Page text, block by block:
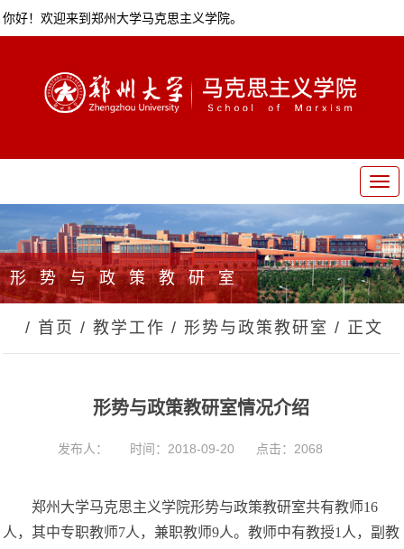
你好！欢迎来到郑州大学马克思主义学院。
T
o
g
l
e
n
v
i
形势与政策教研室
/ 首页 / 教学工作 / 形势与政策教研室 / 正文
形势与政策教研室情况介绍
发布人： 时间：2018-09-20 点击： 2068
郑州大学马克思主义学院形势与政策教研室共有教师16
人，其中专职教师7人，兼职教师9人。教师中有教授1人，副教